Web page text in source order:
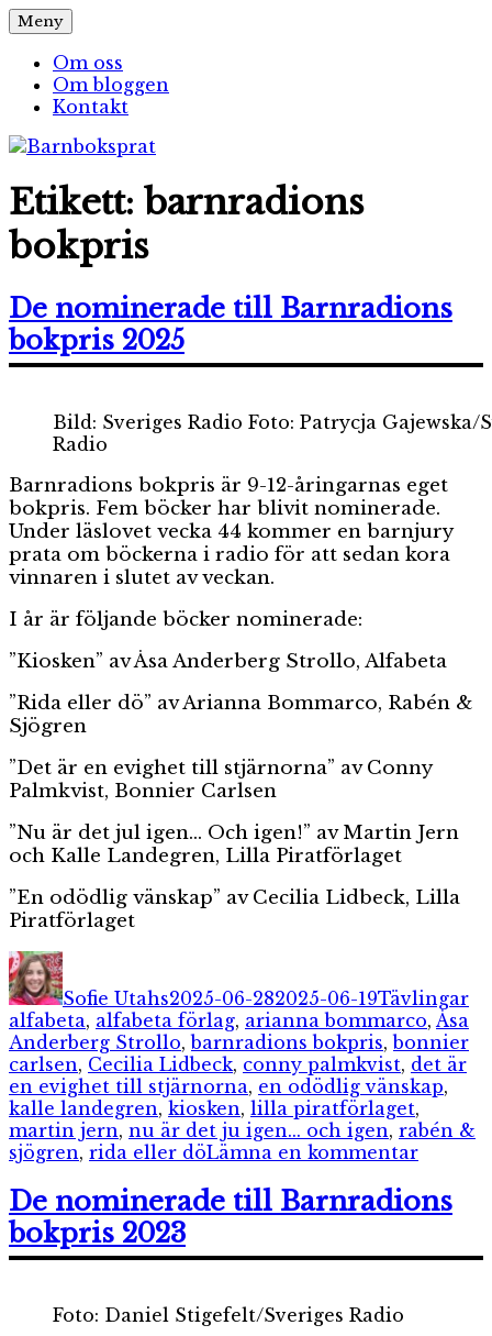
Hoppa
till
innehåll
Barnboksprat
– en blogg om barnböcker
Meny
Om oss
Om bloggen
Kontakt
Etikett: barnradions
bokpris
De nominerade till Barnradions
bokpris 2025
Bild: Sveriges Radio Foto: Patrycja Gajewska/
Radio
Barnradions bokpris är 9-12-åringarnas eget
bokpris. Fem böcker har blivit nominerade.
Under läslovet vecka 44 kommer en barnjury
prata om böckerna i radio för att sedan kora
vinnaren i slutet av veckan.
I år är följande böcker nominerade:
”Kiosken” av Åsa Anderberg Strollo, Alfabeta
”Rida eller dö” av Arianna Bommarco, Rabén &
Sjögren
”Det är en evighet till stjärnorna” av Conny
Palmkvist, Bonnier Carlsen
”Nu är det jul igen… Och igen!” av Martin Jern
och Kalle Landegren, Lilla Piratförlaget
”En odödlig vänskap” av Cecilia Lidbeck, Lilla
Piratförlaget
Författare
Sofie Utahs2025-06-282025-06-19Tävlingar
alfabeta, alfabeta förlag, arianna bommarco, Åsa
Anderberg Strollo,barnradions bokpris,bonnier
carlsen, Cecilia Lidbeck, conny palmkvist, det är
en evighet till stjärnorna, en odödlig vänskap,
kalle landegren, kiosken, lilla piratförlaget,
martin jern, nu är det ju igen... och igen, rabén &
sjögren, rida eller döLämna en kommentartill
till
bokpris
De nominerade till Barnradions
bokpris 2023
Foto: Daniel Stigefelt/Sveriges Radio